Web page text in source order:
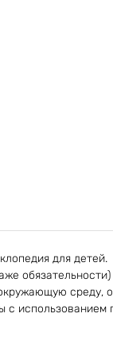
для детей.
среду,
использованием